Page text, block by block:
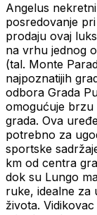
Angelus
posredovanje
prodaju ovaj
na vrhu jednog
(tal. Monte
najpoznatijih
odbora Grada
omogućuje brzu
grada. Ova
potrebno za
sportske
km od centra
dok su Lungo
ruke, idealne za
života.